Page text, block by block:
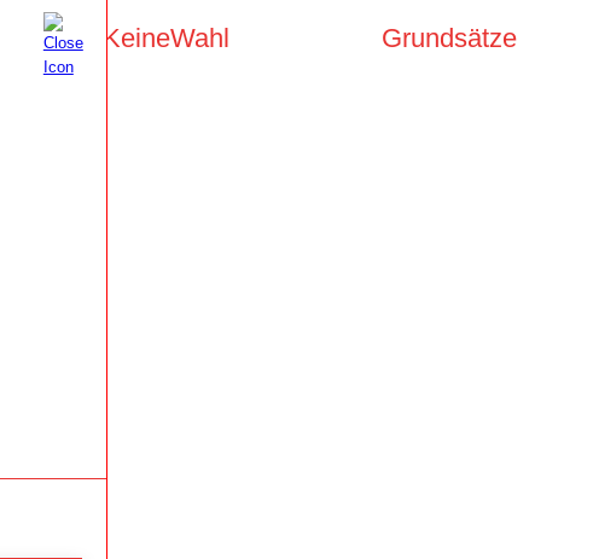
KeineWahl Grundsätze